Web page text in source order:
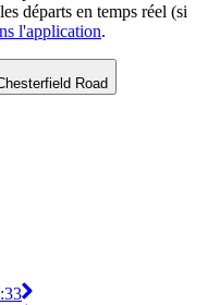
départs en temps réel (si
l'application.
Road